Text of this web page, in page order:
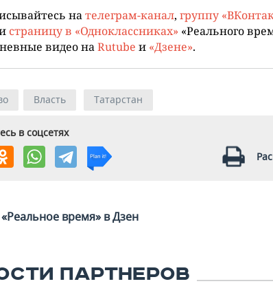
на телеграм-канал, группу
страницу в «Одноклассниках» «Реального
видео на Rutube и «Дзене».
Власть Татарстан
в соцсетях
«Реальное время» в Дзен
ПАРТНЕРОВ